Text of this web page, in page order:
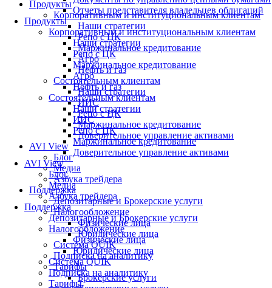
Отчеты представителя владельцев облигаций
Продукты
Корпоративным и институциональным клиентам
Наши стратегии
Репо с ЦК
Маржинальное кредитование
Агро
Нефть и газ
Состоятельным клиентам
Наши стратегии
ИИС
Репо с ЦК
Маржинальное кредитование
Доверительное управление активами
AVI View
Блог
Медиа
Азбука трейдера
Поддержка
Депозитарные и Брокерские услуги
Налогообложение
Физические лица
Юридические лица
Система QUIK
Подписка на аналитику
Тарифы
Продукты
Корпоративным и институциональным клиентам
Наши стратегии
Репо с ЦК
Маржинальное кредитование
Агро
Нефть и газ
Состоятельным клиентам
Наши стратегии
ИИС
Репо с ЦК
Маржинальное кредитование
Доверительное управление активами
AVI View
Блог
Медиа
Азбука трейдера
Поддержка
Депозитарные и Брокерские услуги
Налогообложение
Физические лица
Юридические лица
Система QUIK
Подписка на аналитику
Тарифы
Брокерские услуги